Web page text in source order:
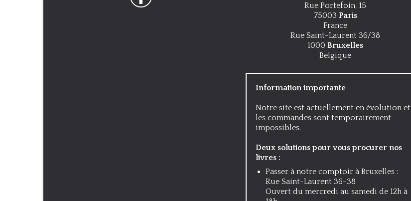
Rue Portefoin, 15
75003 Paris
France
Rue Saint-Laurent 36/38
1000 Bruxelles
Belgique
Information importante
Notre site est actuellement en évolution et
les commandes sont temporairement
impossibles.
Deux solutions pour vous procurer nos
livres :
Passer à notre comptoir à Bruxelles :
Rue Saint-Laurent 36-38
Ouvert du mercredi au samedi de 12h à